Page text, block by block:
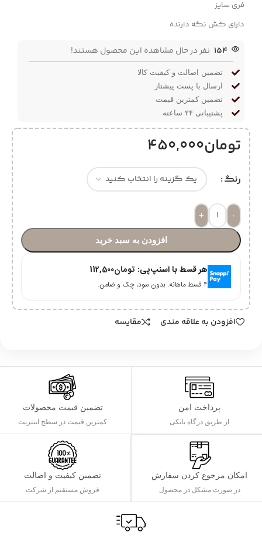
فری سایز
دارای کش نگه دارنده
154 نفر در حال مشاهده این محصول هستند!
تضمین اصالت و کیفیت کالا
ارسال با پست پیشتاز
تضمین کمترین قیمت
پشتیبانی ۲۴ ساعته
تومان450,000
رنگ
-
+
افزودن به سبد خرید
هر قسط با اسنپ‌پی: تومان112,500
۴ قسط ماهانه. بدون سود، چک و ضامن.
افزودن به علاقه مندی مقایسه
پرداخت امن
از طریق درگاه بانکی
تضمین قیمت محصولات
کمترین قیمت در سطح اینترنت
امکان مرجوع کردن سفارش
در صورت مشکل در محصول
تضمین کیفیت و اصالت
فروش مستقیم از شرکت